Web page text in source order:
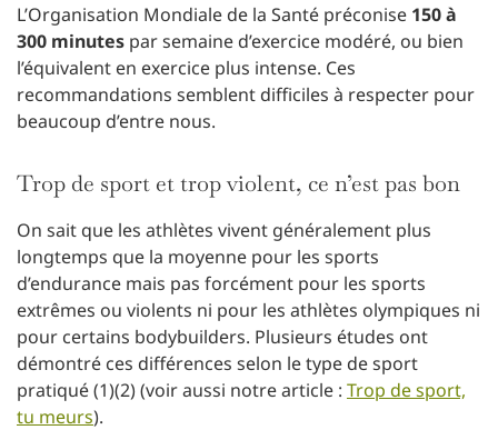
L’Organisation Mondiale de la Santé préconise 150 à
300 minutespar semaine d’exercice modéré, ou bien
l’équivalent en exercice plus intense. Ces
recommandations semblent difficiles à respecter pour
beaucoup d’entre nous.
Trop de sport et trop violent, ce n’est pas bon
On sait que les athlètes vivent généralement plus
longtemps que la moyenne pour les sports
d’endurance mais pas forcément pour les sports
extrêmes ou violents ni pour les athlètes olympiques ni
pour certains bodybuilders. Plusieurs études ont
démontré ces différences selon le type de sport
pratiqué (1)(2) (voir aussi notre article : Trop de sport,
tu meurs).